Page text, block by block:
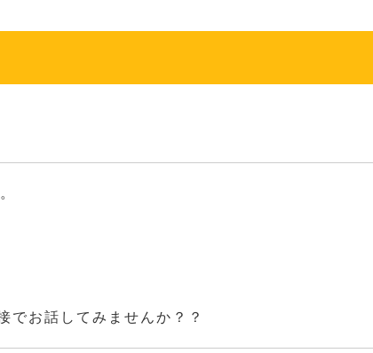
でお話してみませんか？？